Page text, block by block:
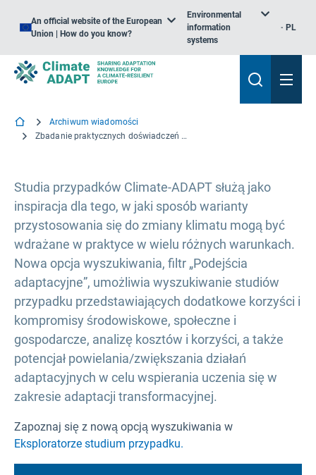
An official website of the European
Union | How do you know?
Environmental
information
systems
PL
Archiwum wiadomości
Zbadanie praktycznych doświadczeń z podejściami adaptacyjnymi w studiach przypadków Climate-ADAPT
Studia przypadków Climate-ADAPT służą jako
inspiracja dla tego, w jaki sposób warianty
przystosowania się do zmiany klimatu mogą być
wdrażane w praktyce w wielu różnych warunkach.
Nowa opcja wyszukiwania, filtr „Podejścia
adaptacyjne”, umożliwia wyszukiwanie studiów
przypadku przedstawiających dodatkowe korzyści i
kompromisy środowiskowe, społeczne i
gospodarcze, analizę kosztów i korzyści, a także
potencjał powielania/zwiększania działań
adaptacyjnych w celu wspierania uczenia się w
zakresie adaptacji transformacyjnej.
Zapoznaj się z nową opcją wyszukiwania w
Eksploratorze studium przypadku.